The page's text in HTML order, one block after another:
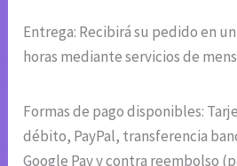
Entrega: Recibirá su pedido en
horas mediante servicios de
Formas de pago disponibles:
débito, PayPal, transferencia
Google Pay y contra reembolso